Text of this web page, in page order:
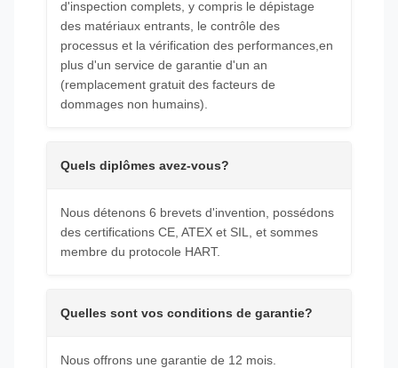
d'inspection complets, y compris le dépistage
des matériaux entrants, le contrôle des
processus et la vérification des performances,en
plus d'un service de garantie d'un an
(remplacement gratuit des facteurs de
dommages non humains).
Quels diplômes avez-vous?
Nous détenons 6 brevets d'invention, possédons
des certifications CE, ATEX et SIL, et sommes
membre du protocole HART.
Quelles sont vos conditions de garantie?
Nous offrons une garantie de 12 mois.